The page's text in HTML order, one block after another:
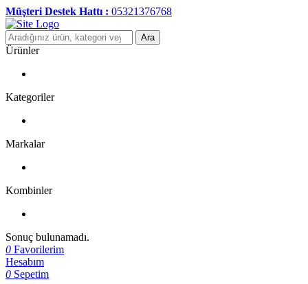
Müşteri Destek Hattı : 05321376768
Ara
Ürünler
Kategoriler
Markalar
Kombinler
Sonuç bulunamadı.
0 Favorilerim
Hesabım
0 Sepetim